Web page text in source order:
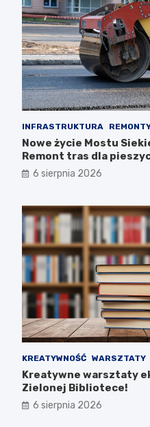
INFRASTRUKTURA
Nowe życie Mostu
Remont tras dla
rowerzystów
6 sierpnia 2026
KREATYWNOŚĆ WARSZTATY
Kreatywne warsztaty
Zielonej Bibliotece!
6 sierpnia 2026